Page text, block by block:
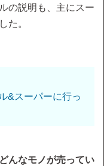
の説明も、主にスー
た。
&スーパーに行っ
んなモノが売ってい